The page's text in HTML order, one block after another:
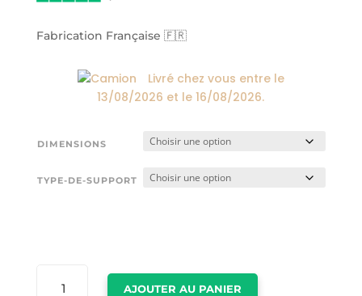
Fabrication Française 🇫🇷
Livré chez vous entre le
13/08/2026 et le16/08/2026.
DIMENSIONS
TYPE-DE-SUPPORT
AJOUTER AU PANIER